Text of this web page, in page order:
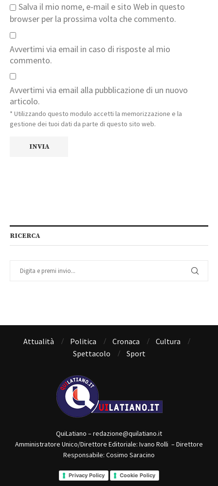
Salva il mio nome, e-mail e sito Web in questo
browser per la prossima volta che commento.
Avvertimi via email in caso di risposte al mio
commento.
Avvertimi via email alla pubblicazione di un nuovo
articolo.
* Utilizzando questo modulo accetti la memorizzazione e la
gestione dei tuoi dati da parte di questo sito web.
RICERCA
Attualità Politica Cronaca
Cultura
Spettacolo
Sport
QuiLatiano – redazione@quilatiano.it
Amministratore Unico/Direttore Editoriale: Ivano Rolli – Direttore
Responsabile: Cosimo Saracino
Privacy Policy Cookie Policy